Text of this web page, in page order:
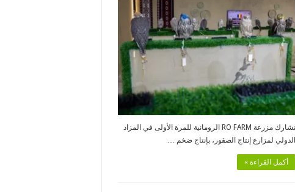
تشارك مزرعة RO FARM الرومانية للمرة الأولى في المزاد
الدولي لمزارع إنتاج الصقور، بإنتاج ضخم …
أكمل القراءة »